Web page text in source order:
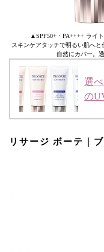
▲SPF50+・PA++++ ライ
スキンケアタッチで明るい肌へ
自然にカバー。
選
の
リサージ ボーテ｜